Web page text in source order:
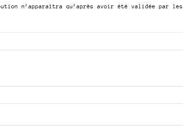
n’apparaîtra qu’après avoir été validée par les